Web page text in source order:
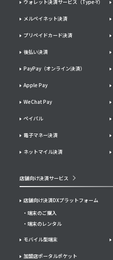
後払い決済
ペイパル
メルペイネット決済
プリペイドカード決済
Apple Pay
PayPay（オンライン決済）
ウォレット決済サービス（Type-Y）
WeChat Pay
電子マネー決済
ネットマイル決済
店舗向け決済サービス
店舗向け決済DXプラットフォーム
端末のご購入
端末のレンタル
モバイル型端末
加盟店ポータルポケット